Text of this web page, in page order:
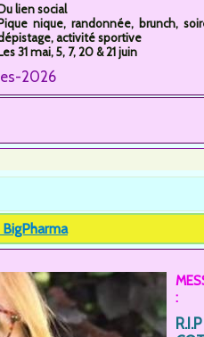
lien social
nique, randonnée, brunch,
activité sportive
31 mai, 5, 7, 20 & 21 juin
2026
: